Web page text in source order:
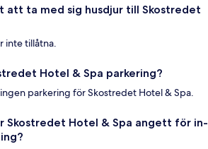
ta med sig husdjur till Skostredet
inte tillåtna.
Hotel & Spa parkering?
parkering för Skostredet Hotel & Spa.
Skostredet Hotel & Spa angett för in-